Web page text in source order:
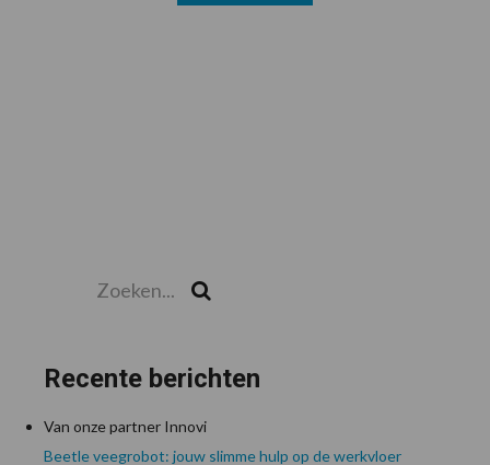
Recente berichten
Van onze partner Innovi
Beetle veegrobot: jouw slimme hulp op de werkvloer